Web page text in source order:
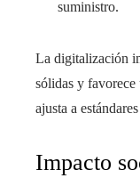
suministro.
La digitalización
sólidas y
ajusta a
Impacto